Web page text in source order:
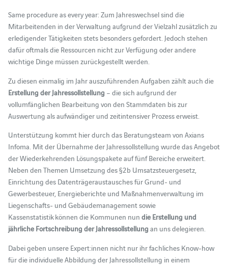
Same procedure as every year: Zum Jahreswechsel sind die
Mitarbeitenden in der Verwaltung aufgrund der Vielzahl zusätzlich zu
erledigender Tätigkeiten stets besonders gefordert. Jedoch stehen
dafür oftmals die Ressourcen nicht zur Verfügung oder andere
wichtige Dinge müssen zurückgestellt werden.
Zu diesen einmalig im Jahr auszuführenden Aufgaben zählt auch die
Erstellung der Jahressollstellung – die sich aufgrund der
vollumfänglichen Bearbeitung von den Stammdaten bis zur
Auswertung als aufwändiger und zeitintensiver Prozess erweist.
Unterstützung kommt hier durch das Beratungsteam von Axians
Infoma. Mit der Übernahme der Jahressollstellung wurde das Angebot
der Wiederkehrenden Lösungspakete auf fünf Bereiche erweitert.
Neben den Themen Umsetzung des §2b Umsatzsteuergesetz,
Einrichtung des Datenträgeraustausches für Grund- und
Gewerbesteuer, Energieberichte und Maßnahmenverwaltung im
Liegenschafts- und Gebäudemanagement sowie
Kassenstatistik können die Kommunen nun die Erstellung und
jährliche Fortschreibung der Jahressollstellung an uns delegieren.
Dabei geben unsere Expert:innen nicht nur ihr fachliches Know-how
für die individuelle Abbildung der Jahressollstellung in einem